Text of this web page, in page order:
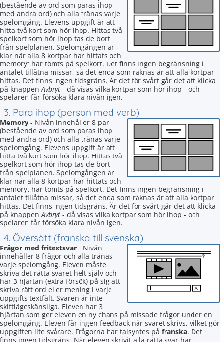
(bestående av ord som paras ihop
med andra ord) och alla tränas varje
spelomgång. Elevens uppgift är att
hitta två kort som hör ihop. Hittas två
spelkort som hör ihop tas de bort
från spelplanen. Spelomgången är
klar när alla 8 kortpar har hittats och
memoryt har tömts på spelkort. Det finns ingen begränsning i
antalet tillåtna missar, så det enda som räknas är att alla kortpar
hittas. Det finns ingen tidsgräns. Är det för svårt går det att klicka
på knappenAvbryt - då visas vilka kortpar som hör ihop - och
spelaren får försöka klara nivån igen.
3. Para ihop (person med verb)
Memory - Nivån innehåller 8 par
(bestående av ord som paras ihop
med andra ord) och alla tränas varje
spelomgång. Elevens uppgift är att
hitta två kort som hör ihop. Hittas två
spelkort som hör ihop tas de bort
från spelplanen. Spelomgången är
klar när alla 8 kortpar har hittats och
memoryt har tömts på spelkort. Det finns ingen begränsning i
antalet tillåtna missar, så det enda som räknas är att alla kortpar
hittas. Det finns ingen tidsgräns. Är det för svårt går det att klicka
på knappenAvbryt - då visas vilka kortpar som hör ihop - och
spelaren får försöka klara nivån igen.
4. Översätt (franska till svenska)
Frågor med fritextsvar - Nivån
innehåller 8 frågor och alla tränas
varje spelomgång. Eleven måste
skriva det rätta svaret helt själv och
har 3 hjärtan (extra försök) på sig att
skriva rätt ord eller mening i varje
uppgifts textfält. Svaren är inte
skiftlägeskänsliga. Eleven har 3
hjärtan som ger eleven en ny chans på missade frågor under en
spelomgång. Eleven får ingen feedback när svaret skrivs, vilket gör
uppgiften lite svårare. Frågorna har talsyntes på franska. Det
finns ingen tidsgräns. När eleven skrivit alla rätta svar har